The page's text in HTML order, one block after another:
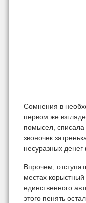
Сомнения в
первом же
помысел, списала
звоночек
несуразных денег
Впрочем,
местах
единственного
этого пенять